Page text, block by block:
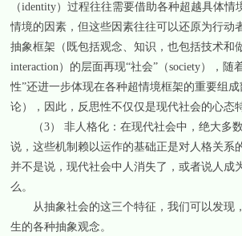
（identity）过程往往需要借助各种超越具体
情境的因素，但这些因素往往可以还原为行动
抽象框架（既包括观念、知识，也包括技术和
interaction）的层面再现“社会”（society），
性”还进一步体现在各种超情境框架的重要组
论），因此，反思性不仅仅是现代社会的心态
（3） 非人格化：在现代社会中，绝大多数
说，这些机制赖以运作的基础正是对人格关系
并不是说，现代社会中人消失了，或者说人成
么。
从抽象社会的这三个特征，我们可以发现，
生的各种抽象观念。